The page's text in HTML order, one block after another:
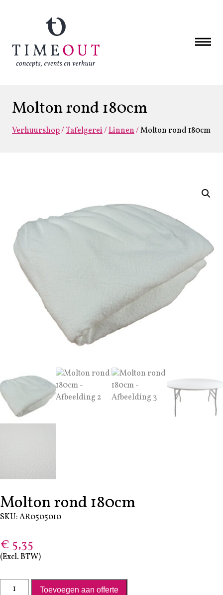
Molton rond 180cm
Verhuurshop/Tafelgerei/Linnen/Molton rond 180cm
Molton rond 180cm
SKU: AR0505010
€ 5,35
(Excl. BTW)
Molton rond 180cm aantal
Toevoegen aan offerte